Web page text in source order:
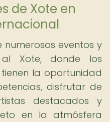
de Xote en
numerosos eventos y
al Xote, donde los
la oportunidad
disfrutar de
destacados y
en la atmósfera